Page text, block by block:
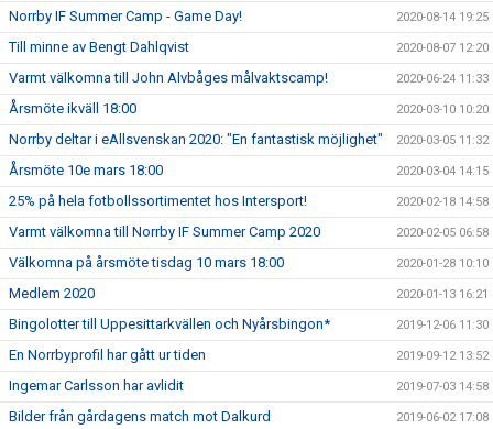
Norrby IF Summer Camp - Game Day! 2020-08-14 19:25
Till minne av Bengt Dahlqvist 2020-08-07 12:20
Varmt välkomna till John Alvbåges målvaktscamp! 2020-06-24 11:33
Årsmöte ikväll 18:00 2020-03-10 10:20
Norrby deltar i eAllsvenskan 2020: "En fantastisk möjlighet" 2020-03-05 11:32
Årsmöte 10e mars 18:00 2020-03-04 14:15
25% på hela fotbollssortimentet hos Intersport! 2020-02-18 14:58
Varmt välkomna till Norrby IF Summer Camp 2020 2020-02-05 06:58
Välkomna på årsmöte tisdag 10 mars 18:00 2020-01-28 10:10
Medlem 2020 2020-01-13 16:21
Bingolotter till Uppesittarkvällen och Nyårsbingon* 2019-12-06 11:30
En Norrbyprofil har gått ur tiden 2019-09-12 13:52
Ingemar Carlsson har avlidit 2019-07-03 14:58
Bilder från gårdagens match mot Dalkurd 2019-06-02 17:08